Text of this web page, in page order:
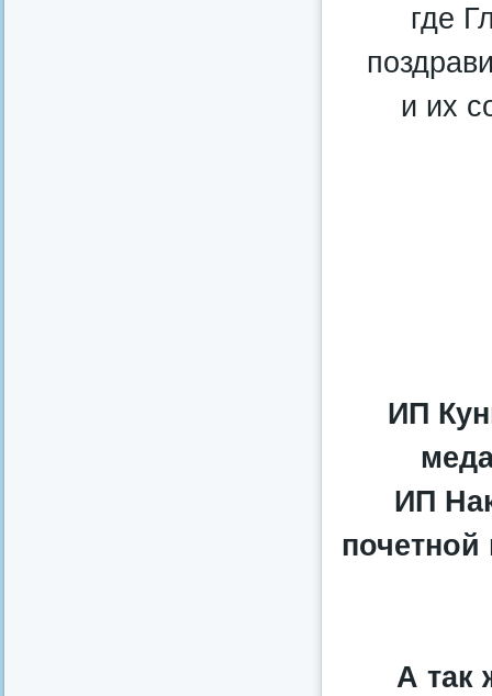
где
и их
ИП
ИП
почетной
А так